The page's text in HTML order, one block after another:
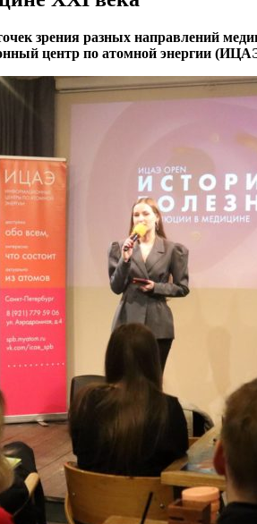
зрения разных направлений
центр по атомной энергии